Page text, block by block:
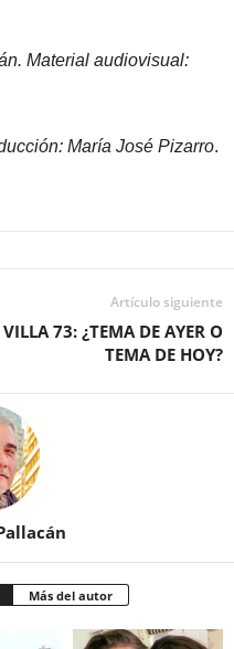
Material audiovisual:
María José Pizarro.
Artículo siguiente
VILLA 73: ¿TEMA DE AYER O
TEMA DE HOY?
Más del autor